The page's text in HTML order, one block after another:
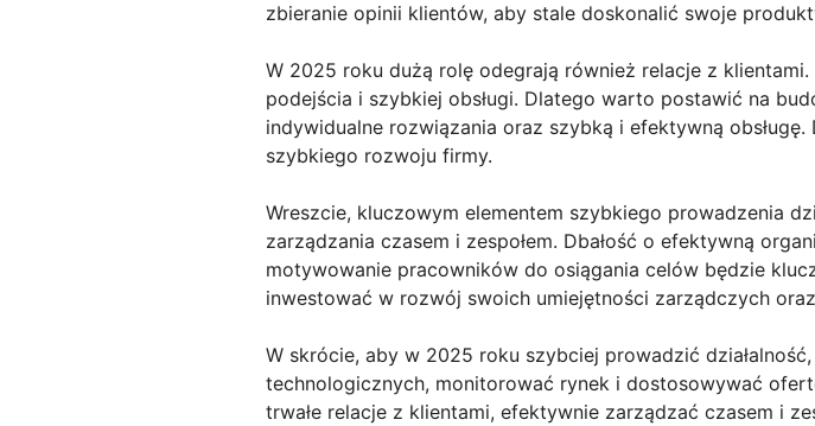
zbieranie opinii klientów, aby stale doskonalić swoje
W 2025 roku dużą rolę odegrają również relacje z
podejścia i szybkiej obsługi. Dlatego warto postawić na
indywidualne rozwiązania oraz szybką i efektywną
szybkiego rozwoju firmy.
Wreszcie, kluczowym elementem szybkiego prowadzenia
zarządzania czasem i zespołem. Dbałość o efektywną
motywowanie pracowników do osiągania celów będzie
inwestować w rozwój swoich umiejętności zarządczych
W skrócie, aby w 2025 roku szybciej prowadzić
technologicznych, monitorować rynek i dostosowywać
trwałe relacje z klientami, efektywnie zarządzać czasem i